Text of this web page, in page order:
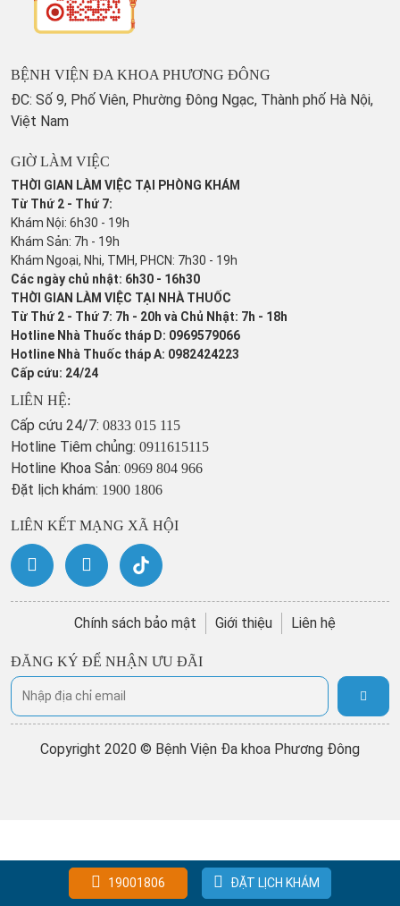
19001806 ĐẶT LỊCH KHÁM
BỆNH VIỆN ĐA KHOA PHƯƠNG ĐÔNG
ĐC: Số 9, Phố Viên, Phường Đông Ngạc, Thành phố Hà Nội,
Việt Nam
GIỜ LÀM VIỆC
THỜI GIAN LÀM VIỆC TẠI PHÒNG KHÁM
Từ Thứ 2 - Thứ 7:
Khám Nội: 6h30 - 19h
Khám Sản: 7h - 19h
Khám Ngoại, Nhi, TMH, PHCN: 7h30 - 19h
Các ngày chủ nhật: 6h30 - 16h30
THỜI GIAN LÀM VIỆC TẠI NHÀ THUỐC
Từ Thứ 2 - Thứ 7: 7h - 20h và Chủ Nhật: 7h - 18h
Hotline Nhà Thuốc tháp D: 0969579066
Hotline Nhà Thuốc tháp A: 0982424223
Cấp cứu: 24/24
LIÊN HỆ:
Cấp cứu 24/7: 0833 015 115
Hotline Tiêm chủng: 0911615115
Hotline Khoa Sản: 0969 804 966
Đặt lịch khám: 1900 1806
LIÊN KẾT MẠNG XÃ HỘI
Chính sách bảo mật Giới thiệu Liên hệ
ĐĂNG KÝ ĐỂ NHẬN ƯU ĐÃI
Copyright 2020 © Bệnh Viện Đa khoa Phương Đông